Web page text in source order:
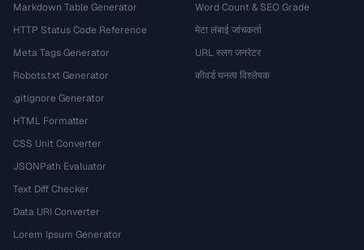
Markdown Table Generator
HTTP Status Code Reference
Meta Tags Generator
Robots.txt Generator
.gitignore Generator
HTML Formatter
CSS Unit Converter
JSONPath Evaluator
Text Diff Checker
Data URI Converter
Lorem Ipsum Generator
Word Count & SEO Grade
मेटा लंबाई जांचकर्ता
URL स्लग जनरेटर
कीवर्ड घनत्व विश्लेषक